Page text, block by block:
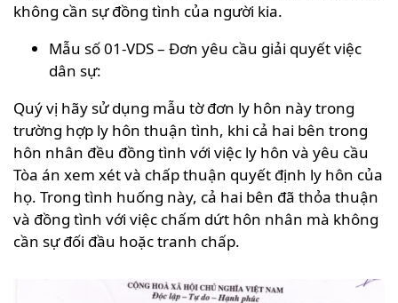
không cần sự đồng tình của người kia.
Mẫu số 01-VDS – Đơn yêu cầu giải quyết việc
dân sự:
Quý vị hãy sử dụng mẫu tờ đơn ly hôn này trong
trường hợp ly hôn thuận tình, khi cả hai bên trong
hôn nhân đều đồng tình với việc ly hôn và yêu cầu
Tòa án xem xét và chấp thuận quyết định ly hôn của
họ. Trong tình huống này, cả hai bên đã thỏa thuận
và đồng tình với việc chấm dứt hôn nhân mà không
cần sự đối đầu hoặc tranh chấp.